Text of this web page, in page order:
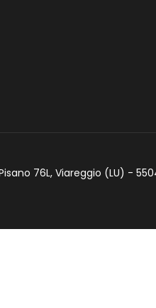
76L, Viareggio (LU) -